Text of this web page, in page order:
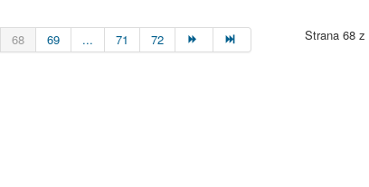
Strana 68 z
68 69 ... 71 72